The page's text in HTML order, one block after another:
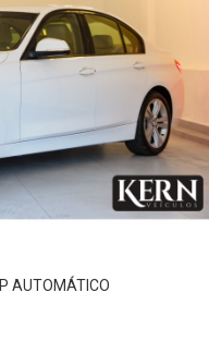
AUTOMÁTICO